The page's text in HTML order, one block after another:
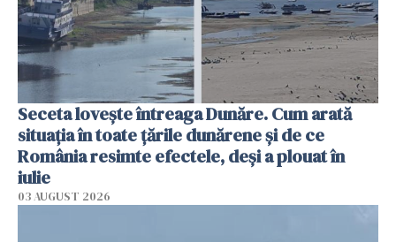
Seceta lovește întreaga Dunăre. Cum arată
situația în toate țările dunărene și de ce
România resimte efectele, deși a plouat în
iulie
03 AUGUST 2026